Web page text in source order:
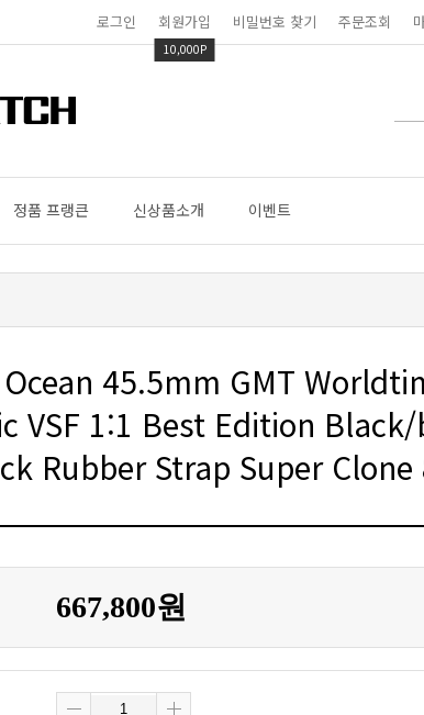
로그인 회원가입
10,000P
비밀번호 찾기 주문조회
정품 프랭큰 신상품소개 이벤트
Rubber Strap Super Clone
667,800원